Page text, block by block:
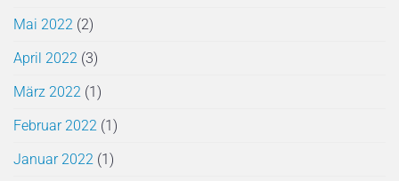
Mai 2022 (2)
April 2022 (3)
März 2022 (1)
Februar 2022 (1)
Januar 2022 (1)